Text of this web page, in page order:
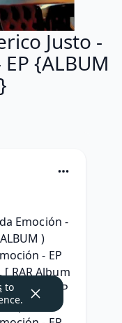
Justo -
{ALBUM
Emoción -
)
- EP
RAR Album
- EP
}
to